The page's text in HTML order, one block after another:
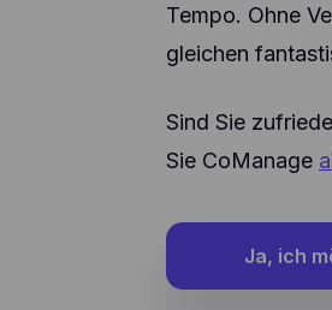
Tempo. Ohne
gleichen
Sind Sie
Sie CoManage
Ja, ich